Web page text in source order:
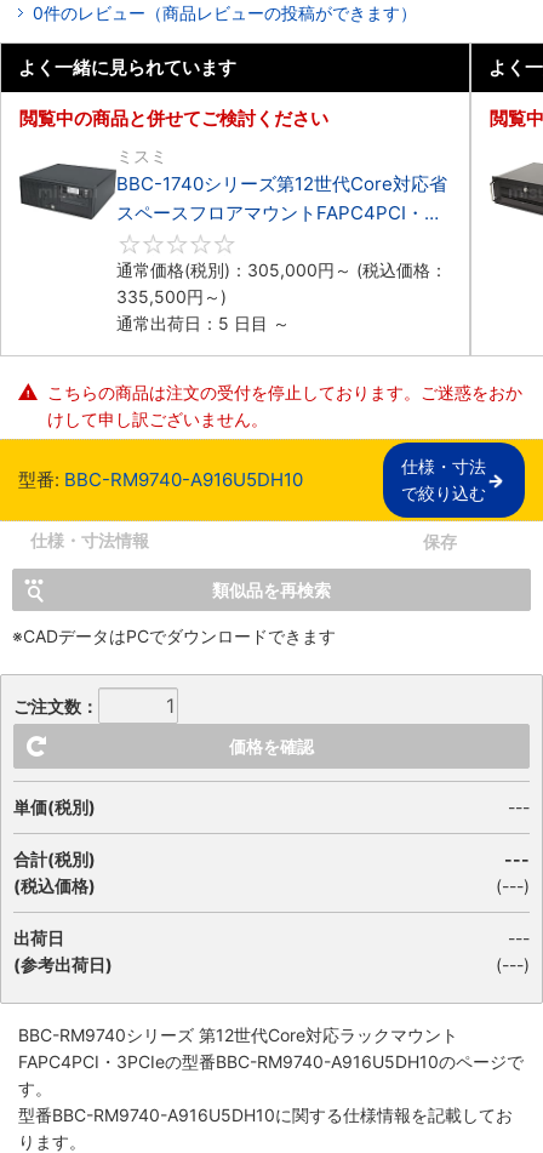
0件のレビュー（商品レビューの投稿ができます）
よく一緒に見られています
閲覧中の商品と併せてご検討ください
ミスミ
BBC-1740シリーズ第12世代Core対応省
スペースフロアマウントFAPC4PCI・
3PCIe
通常価格(税別)： 305,000円 ～ (税込価格：
335,500円 ～)
通常出荷日：5 日目 ～
よく
閲覧
こちらの商品は注文の受付を停止しております。ご迷惑をおか
けして申し訳ございません。
型番: BBC-RM9740-A916U5DH10
仕様・寸法
で絞り込む
仕様・寸法情報 保存
類似品を再検索
※CADデータはPCでダウンロードできます
ご注文数：
価格を確認
単価(税別) ---
合計(税別)
(税込価格)
---
(---)
出荷日
(参考出荷日)
---
(---)
BBC-RM9740シリーズ 第12世代Core対応ラックマウント
FAPC4PCI・3PCIeの型番BBC-RM9740-A916U5DH10のページで
す。
型番BBC-RM9740-A916U5DH10に関する仕様情報を記載してお
ります。